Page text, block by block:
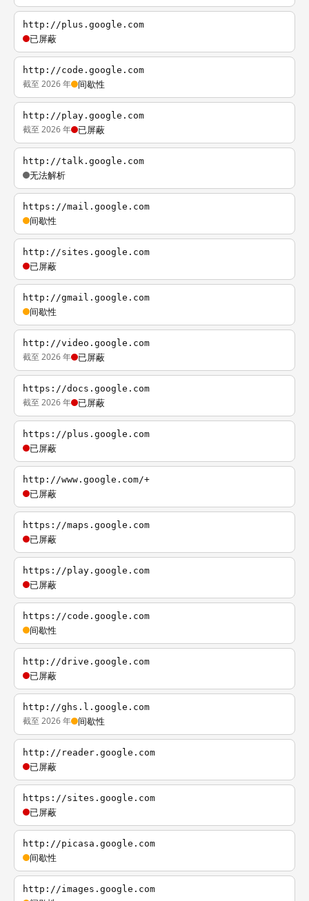
http://plus.google.com
已屏蔽
http://code.google.com
截至 2026 年 间歇性
http://play.google.com
截至 2026 年 已屏蔽
http://talk.google.com
无法解析
https://mail.google.com
间歇性
http://sites.google.com
已屏蔽
http://gmail.google.com
间歇性
http://video.google.com
截至 2026 年 已屏蔽
https://docs.google.com
截至 2026 年 已屏蔽
https://plus.google.com
已屏蔽
http://www.google.com/+
已屏蔽
https://maps.google.com
已屏蔽
https://play.google.com
已屏蔽
https://code.google.com
间歇性
http://drive.google.com
已屏蔽
http://ghs.l.google.com
截至 2026 年 间歇性
http://reader.google.com
已屏蔽
https://sites.google.com
已屏蔽
http://picasa.google.com
间歇性
http://images.google.com